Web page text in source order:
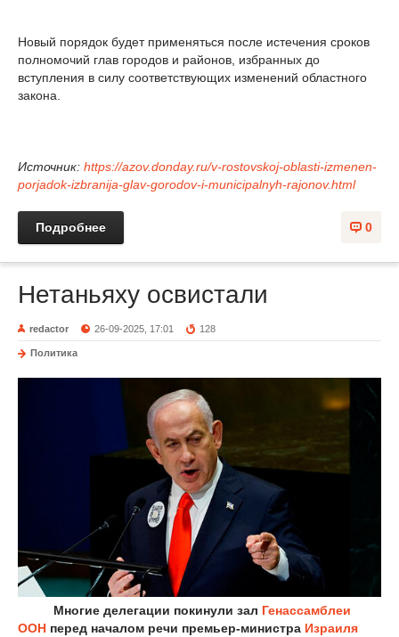
Новый порядок будет применяться после истечения сроков
полномочий глав городов и районов, избранных до
вступления в силу соответствующих изменений областного
закона.
Источник: https://azov.donday.ru/v-rostovskoj-oblasti-izmenen-
porjadok-izbranija-glav-gorodov-i-municipalnyh-rajonov.html
0
Подробнее
Нетаньяху освистали
redactor 26-09-2025, 17:01 128
Политика
Многие делегации покинули зал Генассамблеи
ООН перед началом речи премьер-министра Израиля